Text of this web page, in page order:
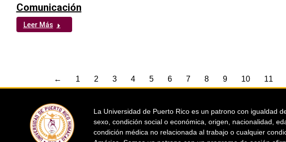
Comunicación
Leer Más
← 1 2 3 4 5 6 7 8 9 10 11
La Universidad de Puerto Rico es un patrono con igualdad
sexo, condición social o económica, origen, nacionalidad,
condición médica no relacionada al trabajo o cualquier